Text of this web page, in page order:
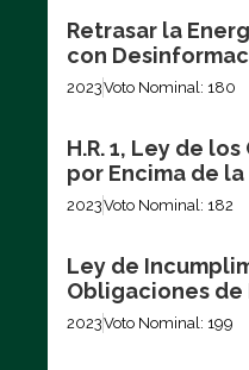
Retrasar la
con
2023Voto Nominal: 180
H.R. 1, Ley de
por Encima de
2023Voto Nominal: 182
Ley de
Obligaciones de
2023Voto Nominal: 199